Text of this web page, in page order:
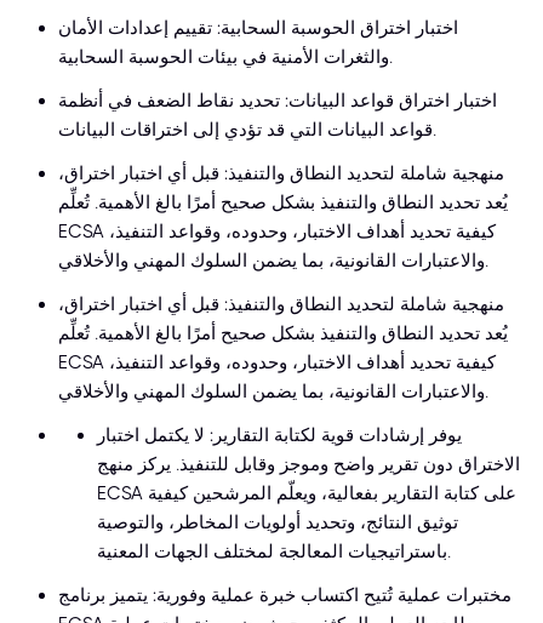
اختبار اختراق الحوسبة السحابية: تقييم إعدادات الأمان
والثغرات الأمنية في بيئات الحوسبة السحابية.
اختبار اختراق قواعد البيانات: تحديد نقاط الضعف في أنظمة
قواعد البيانات التي قد تؤدي إلى اختراقات البيانات.
منهجية شاملة لتحديد النطاق والتنفيذ: قبل أي اختبار اختراق،
يُعد تحديد النطاق والتنفيذ بشكل صحيح أمرًا بالغ الأهمية. تُعلِّم
ECSA كيفية تحديد أهداف الاختبار، وحدوده، وقواعد التنفيذ،
والاعتبارات القانونية، بما يضمن السلوك المهني والأخلاقي.
منهجية شاملة لتحديد النطاق والتنفيذ: قبل أي اختبار اختراق،
يُعد تحديد النطاق والتنفيذ بشكل صحيح أمرًا بالغ الأهمية. تُعلِّم
ECSA كيفية تحديد أهداف الاختبار، وحدوده، وقواعد التنفيذ،
والاعتبارات القانونية، بما يضمن السلوك المهني والأخلاقي.
يوفر إرشادات قوية لكتابة التقارير: لا يكتمل اختبار
الاختراق دون تقرير واضح وموجز وقابل للتنفيذ. يركز منهج
ECSA على كتابة التقارير بفعالية، ويعلّم المرشحين كيفية
توثيق النتائج، وتحديد أولويات المخاطر، والتوصية
باستراتيجيات المعالجة لمختلف الجهات المعنية.
مختبرات عملية تُتيح اكتساب خبرة عملية وفورية: يتميز برنامج